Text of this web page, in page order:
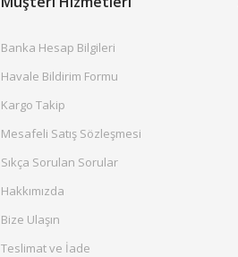
Banka Hesap Bilgileri
Havale Bildirim Formu
Kargo Takip
Mesafeli Satış Sözleşmesi
Sıkça Sorulan Sorular
Hakkımızda
Bize Ulaşın
Teslimat ve İade